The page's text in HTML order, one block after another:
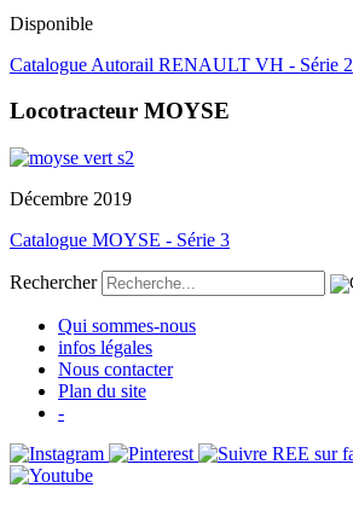
Disponible
Catalogue Autorail RENAULT VH - Série 2
Locotracteur MOYSE
Décembre 2019
Catalogue MOYSE - Série 3
Rechercher
Qui sommes-nous
infos légales
Nous contacter
Plan du site
-